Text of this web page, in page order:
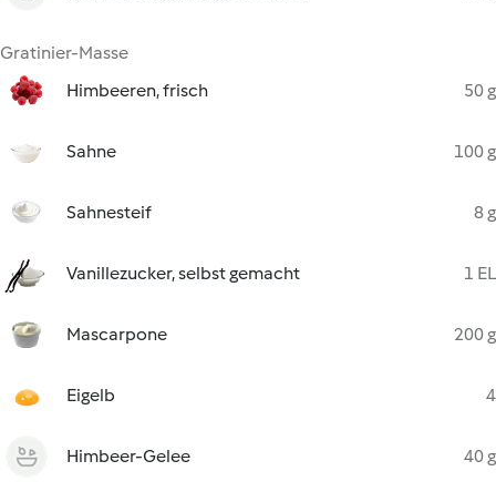
Gratinier-Masse
Himbeeren, frisch
50 g
Sahne 100 g
Sahnesteif 8 g
Vanillezucker, selbst gemacht 1 EL
Mascarpone 200 g
Eigelb 4
Himbeer-Gelee 40 g